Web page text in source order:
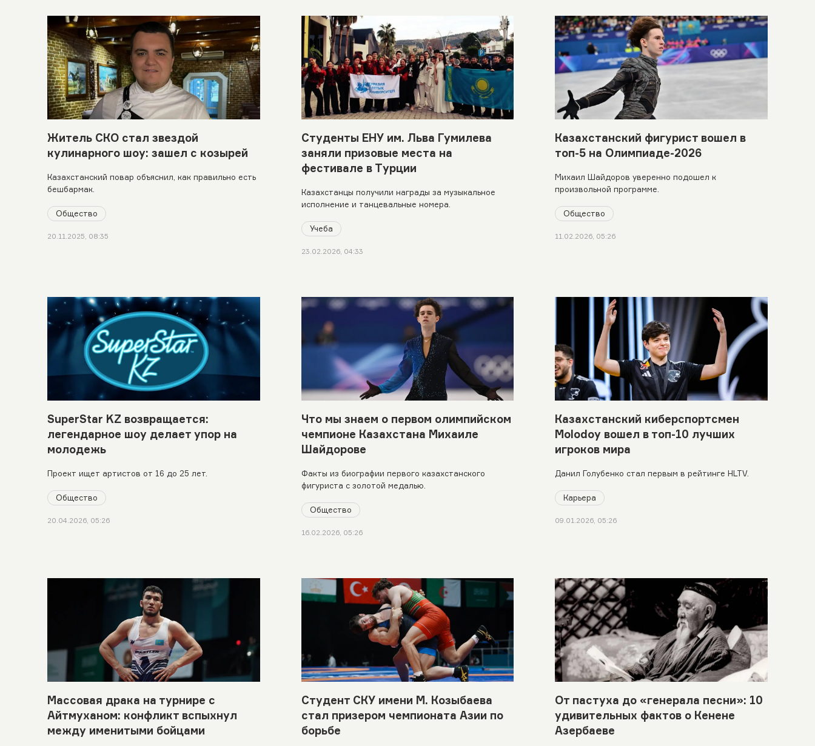
Житель СКО стал звездой
кулинарного шоу: зашел с козырей
Казахстанский повар объяснил, как правильно есть
бешбармак.
Общество
20.11.2025, 08:35
Студенты ЕНУ им. Льва Гумилева
заняли призовые места на
фестивале в Турции
Казахстанцы получили награды за музыкальное
исполнение и танцевальные номера.
Учеба
23.02.2026, 04:33
Казахстанский фигурист вошел в
топ-5 на Олимпиаде-2026
Михаил Шайдоров уверенно подошел к
произвольной программе.
Общество
11.02.2026, 05:26
SuperStar KZ возвращается:
легендарное шоу делает упор на
молодежь
Проект ищет артистов от 16 до 25 лет.
Общество
20.04.2026, 05:26
Что мы знаем о первом олимпийском
чемпионе Казахстана Михаиле
Шайдорове
Факты из биографии первого казахстанского
фигуриста с золотой медалью.
Общество
16.02.2026, 05:26
Казахстанский киберспортсмен
Molodoy вошел в топ-10 лучших
игроков мира
Данил Голубенко стал первым в рейтинге HLTV.
Карьера
09.01.2026, 05:26
Массовая драка на турнире с
Айтмуханом: конфликт вспыхнул
между именитыми бойцами
Студент СКУ имени М. Козыбаева
стал призером чемпионата Азии по
борьбе
От пастуха до «генерала песни»: 10
удивительных фактов о Кенене
Азербаеве